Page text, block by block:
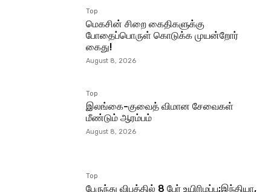
Top
மெகசின் சிறை கைதிகளுக்கு
போதைப்பொருள் கொடுக்க முயன்றோர்
கைது!
August 8, 2026
Top
இலங்கை-குவைத் விமான சேவைகள்
மீண்டும் ஆரம்பம்
August 8, 2026
Top
பேருந்து விபத்தில் 8 பேர் உயிரிழப்பு;இந்தியா,